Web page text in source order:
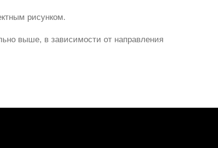
рисунком.
выше, в зависимости от направления